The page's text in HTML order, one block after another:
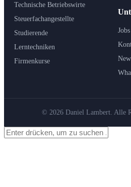
Technische Betriebswirte
Steuerfachangestellte
Studierende
Lerntechniken
Firmenkurse
Jobs
© 2026 Daniel Lambert. Alle